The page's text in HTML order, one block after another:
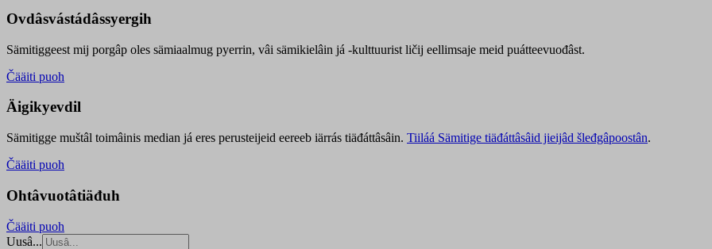
Ovdâsvástádâssyergih
Sämitiggeest mij porgâp oles sämiaalmug pyerrin, vâi sämikielâin já -kulttuurist ličij eellimsaje meid puátteevuođâst.
Čääiti puoh
Äigikyevdil
Sämitigge muštâl toimâinis median já eres perusteijeid eereeb iärrás tiäđáttâsâin. Tiiláá Sämitige tiäđáttâsâid jieijâd šleđgâpoostân.
Čääiti puoh
Ohtâvuotâtiäđuh
Čääiti puoh
Uusâ...